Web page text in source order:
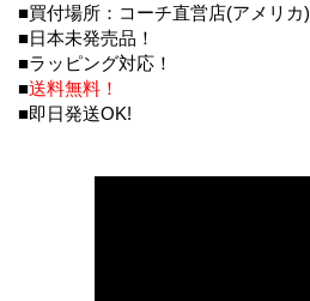
■買付場所：コーチ直営店(アメリカ)
■日本未発売品！
■ラッピング対応！
■送料無料！
■即日発送OK!